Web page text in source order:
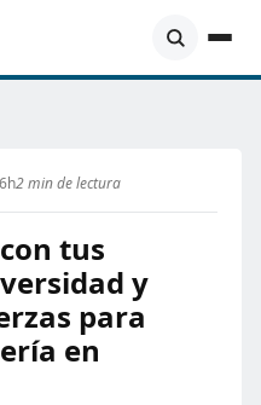
2 min de lectura
tus
y
para
en